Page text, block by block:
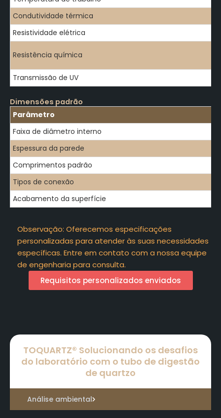
Condutividade térmica
Resistividade elétrica
Resistência química
Transmissão de UV
Dimensões padrão
Parâmetro
Faixa de diâmetro interno
Espessura da parede
Comprimentos padrão
Tipos de conexão
Acabamento da superfície
Observação: Oferecemos especificações
personalizadas para atender às suas necessidades
específicas. Entre em contato com a nossa equipe
de engenharia para consulta.
Requisitos personalizados enviados
TOQUARTZ® Solucionando os desafios
do laboratório com o tubo de digestão
de quartzo
Análise ambiental